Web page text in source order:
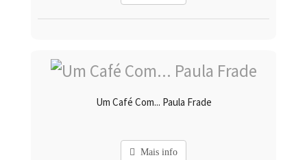
Um Café Com... Paula Frade
Mais info